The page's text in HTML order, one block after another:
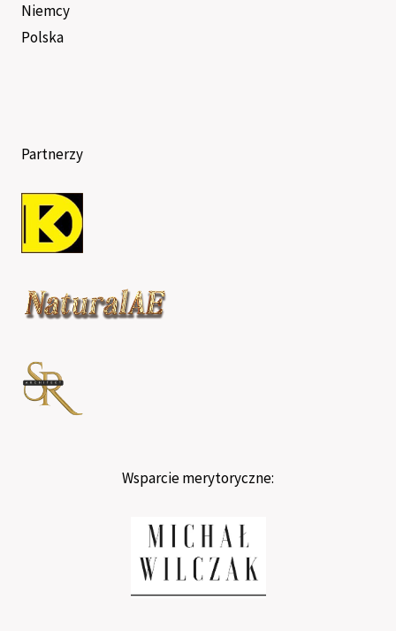
Niemcy
Polska
Partnerzy
Wsparcie merytoryczne: